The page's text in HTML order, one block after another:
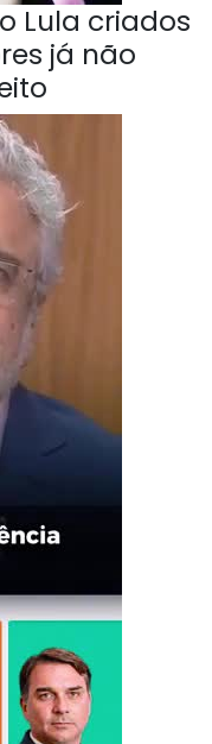
Lula criados
já não